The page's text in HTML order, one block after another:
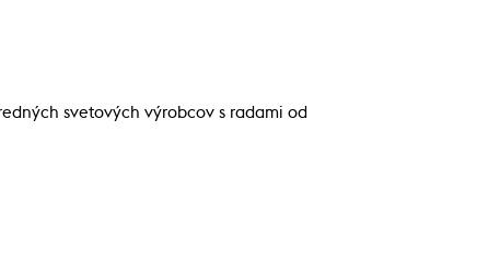
svetových výrobcov s radami od